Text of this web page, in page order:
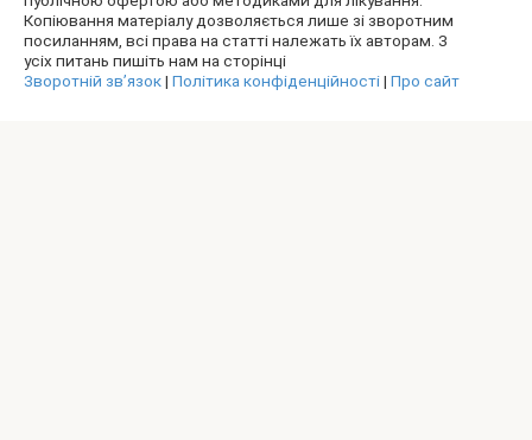
Копіювання матеріалу дозволяється лише зі зворотним
посиланням, всі права на статті належать їх авторам. З
усіх питань пишіть нам на сторінці
Зворотній зв’язок| Політика конфіденційності| Про сайт